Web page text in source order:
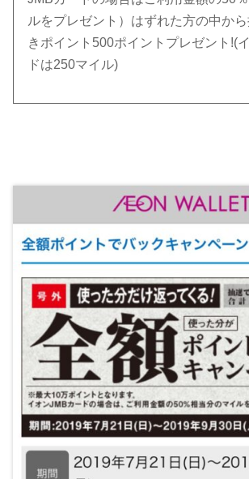
ルをプレゼント）はずれた方の中か
きポイント500ポイントプレゼント!(
ドは250マイル)